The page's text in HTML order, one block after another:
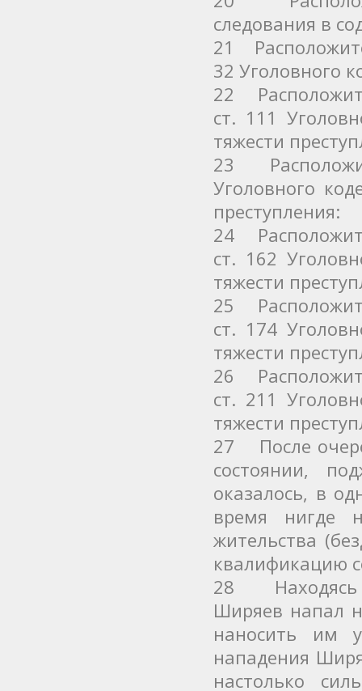
следования в
21
32 Уголовного
22
ст. 111
тяжести
23
Уголовного
преступления:
24
ст. 162
тяжести
25
ст. 174
тяжести
26
ст. 211
тяжести
27 После
состоянии,
оказалось, в
время нигде
жительства
квалификацию
28 Находясь в
Ширяев напал
наносить им
нападения
настолько